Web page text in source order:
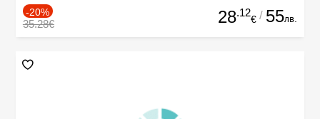
-20%
35.28€ 28.12
€ / 55лв.